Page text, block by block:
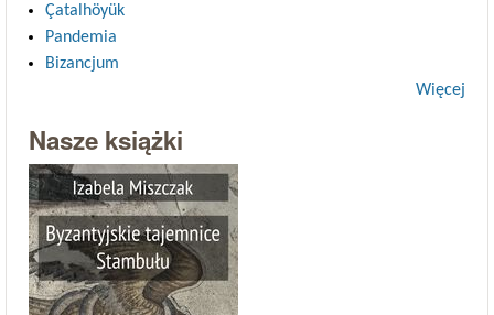
Çatalhöyük
Pandemia
Bizancjum
Więcej
Nasze książki